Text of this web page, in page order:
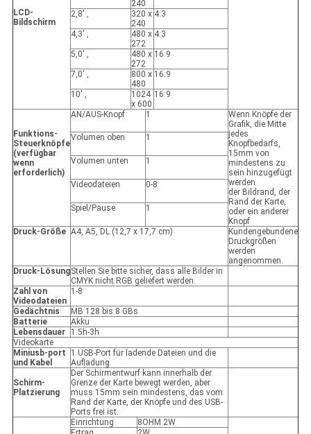
LCD-
Bildschirm
240
2,8' ‚
320 x
240
4:3
4,3' ‚
480 x
272
4:3
5,0' ‚
480 x
272
16:9
7,0' ‚
800 x
480
16:9
10' ‚
1024
x 600
16:9
Funktions-
Steuerknöpfe
(verfügbar
wenn
erforderlich)
AN/AUS-Knopf 1
Wenn Knöpfe der
Grafik, die Mitte
jedes
Knopfbedarfs,
15mm von
mindestens zu
sein hinzugefügt
werden
der Bildrand, der
Rand der Karte,
oder ein anderer
Knopf
Volumen oben 1
Volumen unten 1
Videodateien 0-8
Spiel/Pause 1
Druck-Größe A4, A5, DL (12,7 x 17,7 cm)
Kundengebundene
Druckgrößen
werden
angenommen.
Druck-LösungStellen Sie bitte sicher, dass alle Bilder in
CMYK nicht RGB geliefert werden.
Zahl von
Videodateien
1-8
Gedächtnis
MB 128 bis 8 GBs
Batterie
Akku
Lebensdauer
1.5h-3h
Videokarte
Miniusb-port
und Kabel
1 USB-Port für ladende Dateien und die
Aufladung
Schirm-
Platzierung
Der Schirmentwurf kann innerhalb der
Grenze der Karte bewegt werden, aber
muss 15mm sein mindestens, das vom
Rand der Karte, der Knöpfe und des USB-
Ports frei ist.
Einrichtung
8OHM 2W